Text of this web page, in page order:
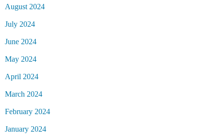
August 2024
July 2024
June 2024
May 2024
April 2024
March 2024
February 2024
January 2024